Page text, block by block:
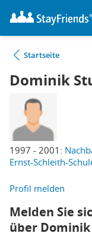
Startseite
Dominik
1997 - 2001:
Ernst-Schleith-
Profil melden
Melden Sie
über